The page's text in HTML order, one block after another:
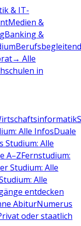
& IT-
Medien &
Banking &
Berufsbegleitend
→ Alle
in
Alle InfosDuale
Studium: Alle
A–ZFernstudium:
Studium: Alle
Alle
entdecken
AbiturNumerus
oder staatlich